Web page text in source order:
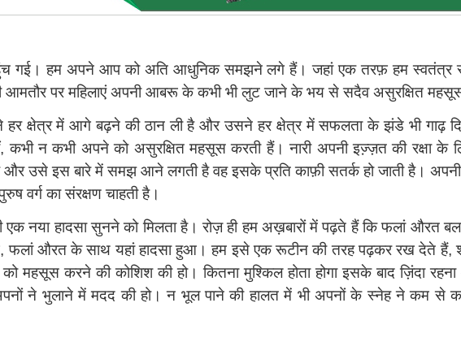
गई। हम अपने आप को अति आधुनिक समझने लगे हैं। जहां एक तरफ़ हम स्वतंत्र
आमतौर पर महिलाएं अपनी आबरू के कभी भी लुट जाने के भय से सदैव असुरक्षित महसूस
क्षेत्र में आगे बढ़ने की ठान ली है और उसने हर क्षेत्र में सफलता के झंडे भी गाढ़
कभी न कभी अपने को असुरक्षित महसूस करती हैं। नारी अपनी इज्‍़ज़त की रक्षा
उसे इस बारे में समझ आने लगती है वह इसके प्रति काफ़ी सतर्क हो जाती है। अपनी
वर्ग का संरक्षण चाहती है।
एक नया हादसा सुनने को मिलता है। रोज़ ही हम अख़बारों में पढ़ते हैं कि फलां औरत
फलां औरत के साथ यहां हादसा हुआ। हम इसे एक रूटीन की तरह पढ़कर रख देते हैं,
करने की कोशिश की हो। कितना मुश्किल होता होगा इसके बाद ज़िंदा
ने भुलाने में मदद की हो। न भूल पाने की हालत में भी अपनों के स्नेह ने कम से